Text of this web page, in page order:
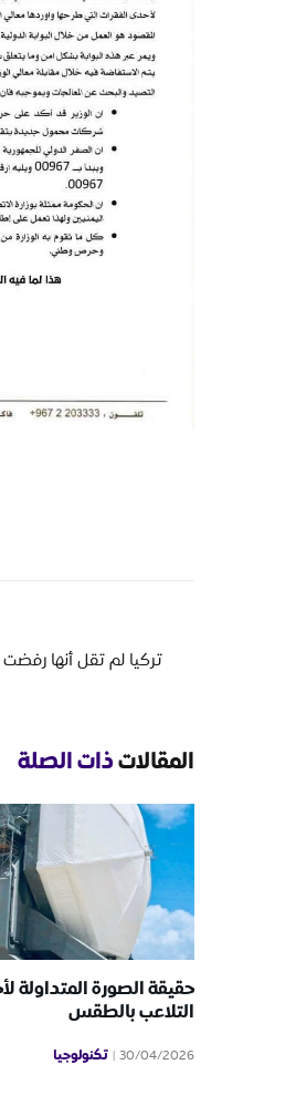
تركيا لم تقل أنها
المقالاتذات الصلة
حقيقة الصورة المتداولة
التلاعب بالطقس
30/04/2026 تكنولوجيا